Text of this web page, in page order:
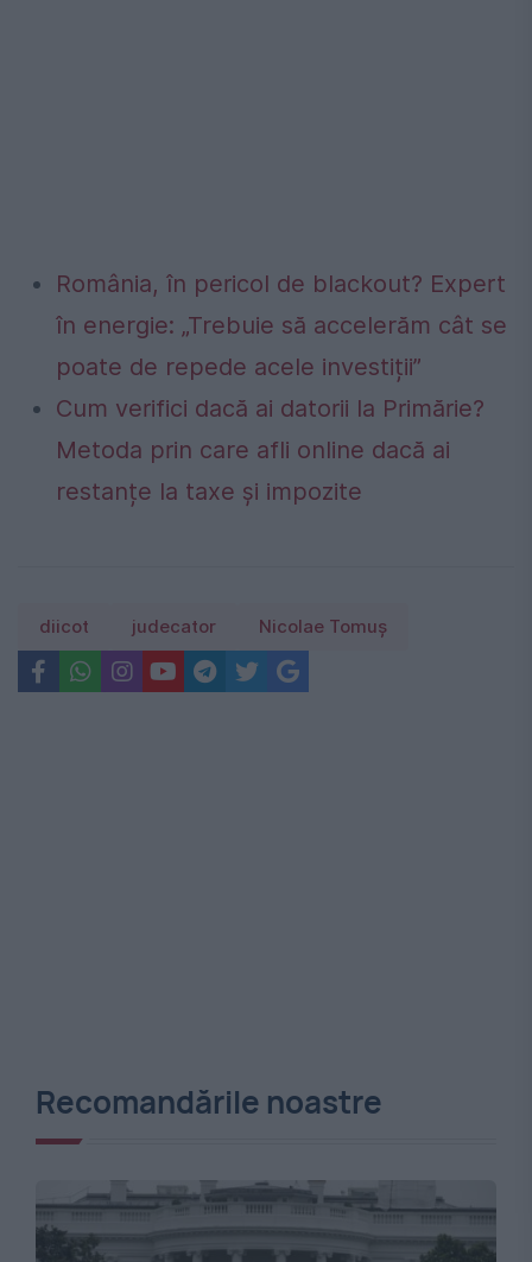
România, în pericol de blackout? Expert
în energie: „Trebuie să accelerăm cât se
poate de repede acele investiții”
Cum verifici dacă ai datorii la Primărie?
Metoda prin care afli online dacă ai
restanțe la taxe și impozite
diicot judecator Nicolae Tomuș
Recomandările noastre